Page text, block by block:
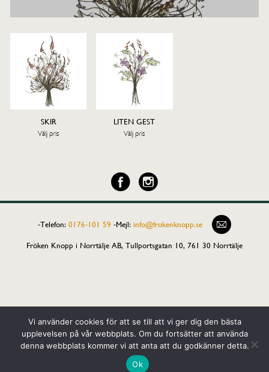
SKIR
Välj pris
LITEN GEST
Välj pris
Fröken Knopp i Norrtälje AB, Tullportsgatan 10, 761 30 Norrtälje
-Telefon:0176-101 59 -Mejl:info@frokenknopp.se
Vi använder cookies för att se till att vi ger dig den bästa
upplevelsen på vår webbplats. Om du fortsätter att använda
denna webbplats kommer vi att anta att du godkänner detta.
Ok